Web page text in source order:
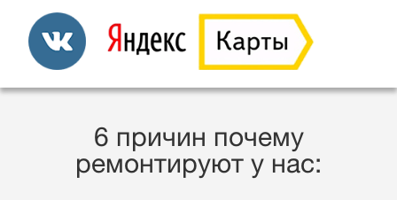
6 причин почему
ремонтируют у нас: